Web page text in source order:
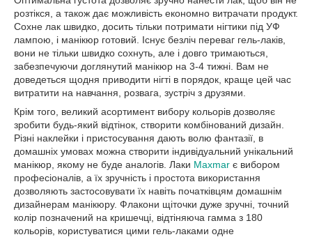
розтікся, а також дає можливість економно витрачати продукт.
Сохне лак швидко, досить тільки потримати нігтики під УФ
лампою, і манікюр готовий. Існує безліч переваг гель-лаків,
вони не тільки швидко сохнуть, але і довго тримаються,
забезпечуючи доглянутий манікюр на 3-4 тижні. Вам не
доведеться щодня приводити нігті в порядок, краще цей час
витратити на навчання, розвага, зустріч з друзями.
Крім того, великий асортимент вибору кольорів дозволяє
зробити будь-який відтінок, створити комбінований дизайн.
Різні наклейки і пристосування дають волю фантазії, в
домашніх умовах можна створити індивідуальний унікальний
манікюр, якому не буде аналогів. Лаки Maxmar є вибором
професіоналів, а їх зручність і простота використання
дозволяють застосовувати їх навіть початківцям домашнім
дизайнерам манікюру. Флакони щіточки дуже зручні, точний
колір позначений на кришечці, відтіняюча гамма з 180
кольорів, користуватися цими гель-лаками одне